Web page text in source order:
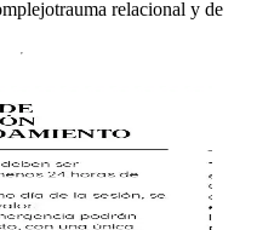
trauma relacional y de